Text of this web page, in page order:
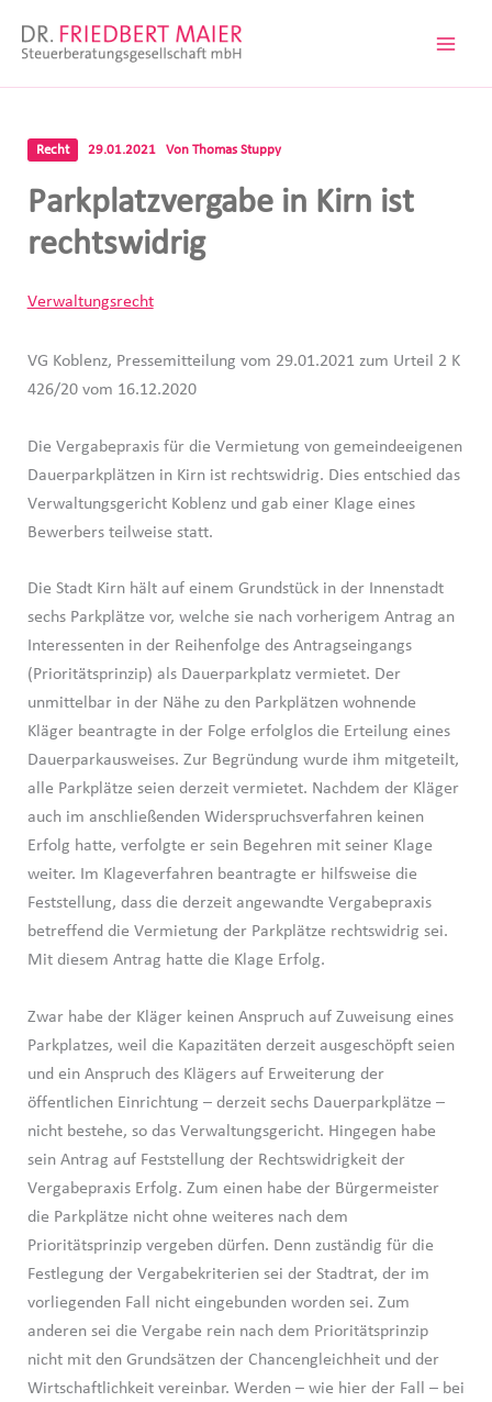
Inhalt
Recht 29.01.2021 Von Thomas Stuppy
Parkplatzvergabe in Kirn ist
rechtswidrig
Verwaltungsrecht
VG Koblenz, Pressemitteilung vom 29.01.2021 zum Urteil 2 K
426/20 vom 16.12.2020
Die Vergabepraxis für die Vermietung von gemeindeeigenen
Dauerparkplätzen in Kirn ist rechtswidrig. Dies entschied das
Verwaltungsgericht Koblenz und gab einer Klage eines
Bewerbers teilweise statt.
Die Stadt Kirn hält auf einem Grundstück in der Innenstadt
sechs Parkplätze vor, welche sie nach vorherigem Antrag an
Interessenten in der Reihenfolge des Antragseingangs
(Prioritätsprinzip) als Dauerparkplatz vermietet. Der
unmittelbar in der Nähe zu den Parkplätzen wohnende
Kläger beantragte in der Folge erfolglos die Erteilung eines
Dauerparkausweises. Zur Begründung wurde ihm mitgeteilt,
alle Parkplätze seien derzeit vermietet. Nachdem der Kläger
auch im anschließenden Widerspruchsverfahren keinen
Erfolg hatte, verfolgte er sein Begehren mit seiner Klage
weiter. Im Klageverfahren beantragte er hilfsweise die
Feststellung, dass die derzeit angewandte Vergabepraxis
betreffend die Vermietung der Parkplätze rechtswidrig sei.
Mit diesem Antrag hatte die Klage Erfolg.
Zwar habe der Kläger keinen Anspruch auf Zuweisung eines
Parkplatzes, weil die Kapazitäten derzeit ausgeschöpft seien
und ein Anspruch des Klägers auf Erweiterung der
öffentlichen Einrichtung – derzeit sechs Dauerparkplätze –
nicht bestehe, so das Verwaltungsgericht. Hingegen habe
sein Antrag auf Feststellung der Rechtswidrigkeit der
Vergabepraxis Erfolg. Zum einen habe der Bürgermeister
die Parkplätze nicht ohne weiteres nach dem
Prioritätsprinzip vergeben dürfen. Denn zuständig für die
Festlegung der Vergabekriterien sei der Stadtrat, der im
vorliegenden Fall nicht eingebunden worden sei. Zum
anderen sei die Vergabe rein nach dem Prioritätsprinzip
nicht mit den Grundsätzen der Chancengleichheit und der
Wirtschaftlichkeit vereinbar. Werden – wie hier der Fall – bei